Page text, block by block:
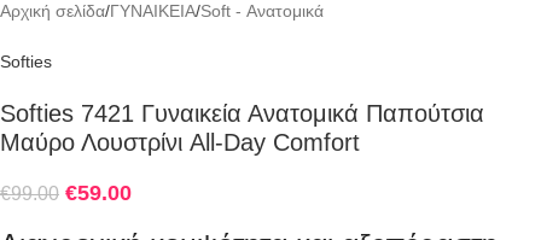
Αρχική σελίδα/ΓΥΝΑΙΚΕΙΑ/Soft - Ανατομικά
Softies
Softies 7421 Γυναικεία Ανατομικά Παπούτσια
Μαύρο Λουστρίνι All-Day Comfort
€99.00 €59.00